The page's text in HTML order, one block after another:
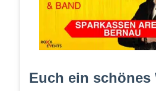
Euch ein schönes